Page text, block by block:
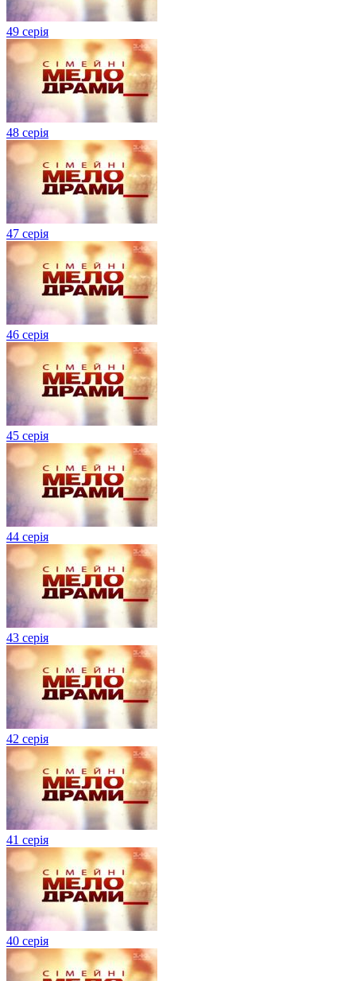
49 серія
48 серія
47 серія
46 серія
45 серія
44 серія
43 серія
42 серія
41 серія
40 серія